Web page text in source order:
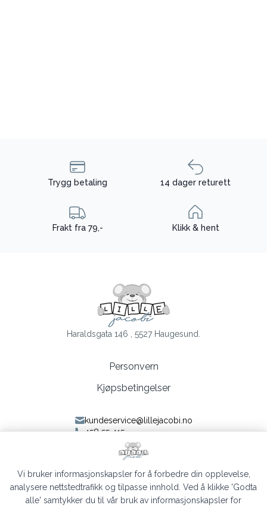
Trygg betaling 14 dager returett
Frakt fra 79,- Klikk & hent
Haraldsgata 146 , 5527 Haugesund.
Personvern
Kjøpsbetingelser
kundeservice@lillejacobi.no
458 55 415
Følg oss på Facebook
Følg oss på Instagram
Vi bruker informasjonskapsler for å forbedre din opplevelse,
analysere nettstedtrafikk og tilpasse innhold. Ved å klikke 'Godta
alle' samtykker du til vår bruk av informasjonskapsler for